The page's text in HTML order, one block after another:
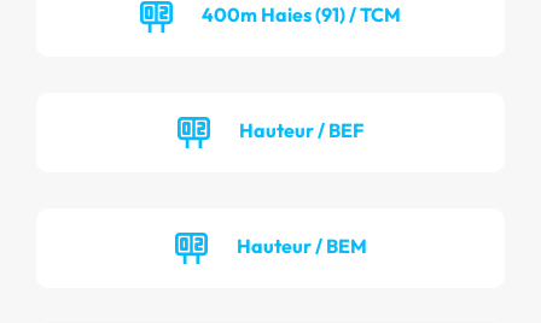
400m Haies (91) / TCM
Hauteur / BEF
Hauteur / BEM